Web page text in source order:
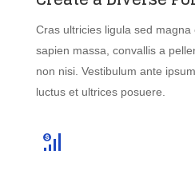
Cras ultricies ligula sed
sapien massa, convallis a
non nisi. Vestibulum ante
luctus et ultrices posuere.